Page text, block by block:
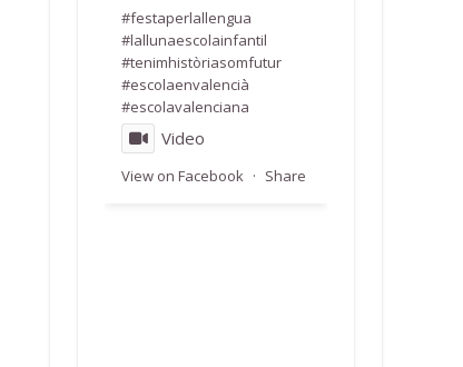
#festaperlallengua
#lallunaescolainfantil
#tenimhistòriasomfutur
#escolaenvalencià
#escolavalenciana
Video
View on Facebook · Share